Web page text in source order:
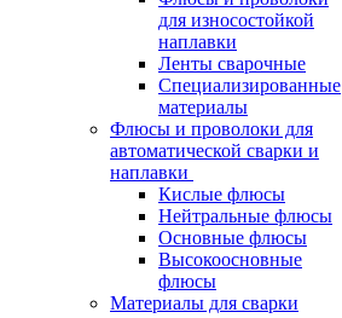
для износостойкой
наплавки
Ленты сварочные
Специализированные
материалы
Флюсы и проволоки для
автоматической сварки и
наплавки
Кислые флюсы
Нейтральные флюсы
Основные флюсы
Высокоосновные
флюсы
Материалы для сварки